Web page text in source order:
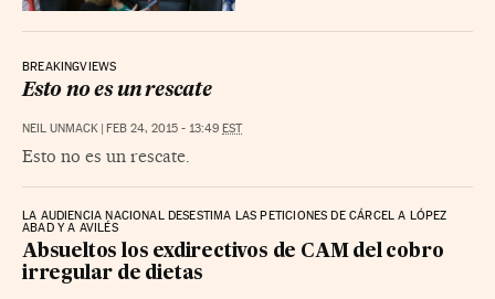
BREAKINGVIEWS
Esto no es un rescate
NEIL UNMACK FEB 24, 2015 - 13:49 EST
Esto no es un rescate.
LA AUDIENCIA NACIONAL DESESTIMA LAS PETICIONES DE CÁRCEL A LÓPEZ
ABAD Y A AVILÉS
Absueltos los exdirectivos de CAM del cobro
irregular de dietas